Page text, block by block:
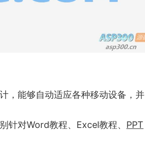
，能够自动适应各种移动设备，并
针对Word教程、Excel教程、 PPT